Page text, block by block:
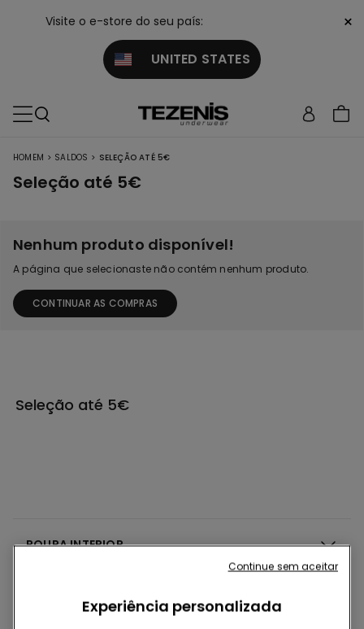
Visite o e-store do seu país:
UNITED STATES
×
HOMEM > SALDOS > SELEÇÃO ATÉ 5€
Seleção até 5€
Nenhum produto disponível!
A página que selecionaste não contém nenhum produto.
CONTINUAR AS COMPRAS
Seleção até 5€
ROUPA INTERIOR
Experiência personalizada
Continue sem aceitar